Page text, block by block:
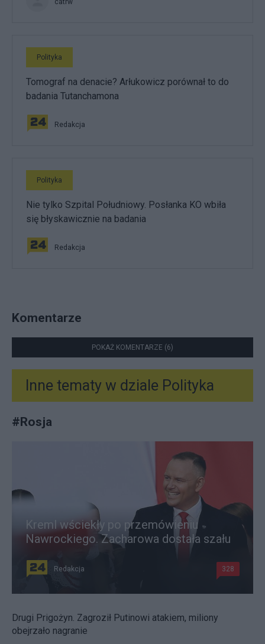
Polityka
Tomograf na denacie? Arłukowicz porównał to do
badania Tutanchamona
Redakcja
Polityka
Nie tylko Szpital Południowy. Posłanka KO wbiła
się błyskawicznie na badania
Redakcja
Komentarze
POKAŻ KOMENTARZE (6)
Inne tematy w dziale Polityka
#Rosja
Kreml wściekły po przemówieniu
Nawrockiego. Zacharowa dostała szału
Redakcja 328
Drugi Prigożyn. Zagroził Putinowi atakiem, miliony
obejrzało nagranie